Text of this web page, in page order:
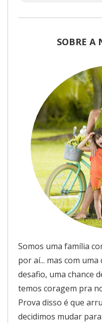
SOBRE A
Somos uma família
por aí... mas com
desafio, uma chance
temos coragem pra
Prova disso é que
decidimos mudar